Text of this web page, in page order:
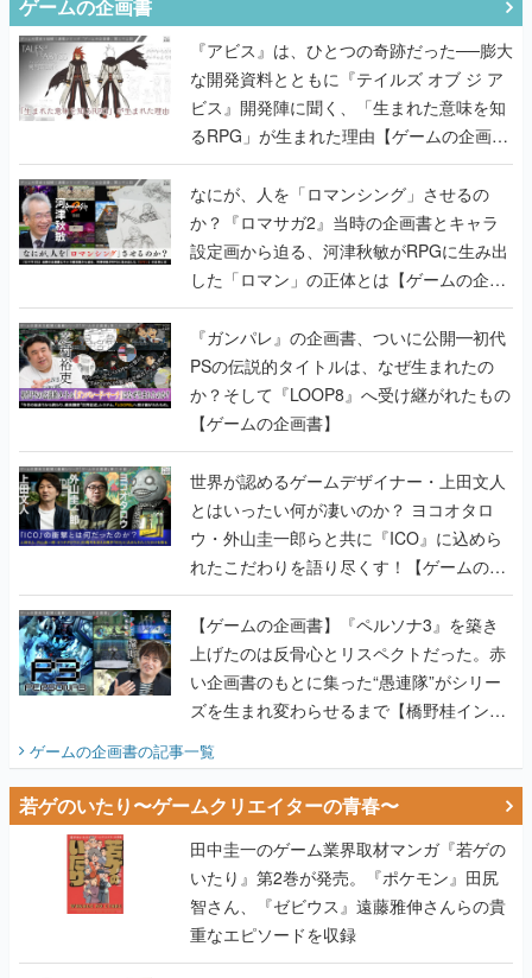
ゲームの企画書
『アビス』は、ひとつの奇跡だった──膨大
な開発資料とともに『テイルズ オブ ジ ア
ビス』開発陣に聞く、「生まれた意味を知
るRPG」が生まれた理由【ゲームの企画
書】
なにが、人を「ロマンシング」させるの
か？『ロマサガ2』当時の企画書とキャラ
設定画から迫る、河津秋敏がRPGに生み出
した「ロマン」の正体とは【ゲームの企画
書】
『ガンパレ』の企画書、ついに公開━初代
PSの伝説的タイトルは、なぜ生まれたの
か？そして『LOOP8』へ受け継がれたもの
【ゲームの企画書】
世界が認めるゲームデザイナー・上田文人
とはいったい何が凄いのか？ ヨコオタロ
ウ・外山圭一郎らと共に『ICO』に込めら
れたこだわりを語り尽くす！【ゲームの企
画書】
【ゲームの企画書】『ペルソナ3』を築き
上げたのは反骨心とリスペクトだった。赤
い企画書のもとに集った“愚連隊”がシリー
ズを生まれ変わらせるまで【橋野桂インタ
ビュー】
ゲームの企画書の記事一覧
若ゲのいたり〜ゲームクリエイターの青春〜
田中圭一のゲーム業界取材マンガ『若ゲの
いたり』第2巻が発売。『ポケモン』田尻
智さん、『ゼビウス』遠藤雅伸さんらの貴
重なエピソードを収録